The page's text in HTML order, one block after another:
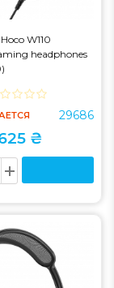
W110
headphones
29686
₴